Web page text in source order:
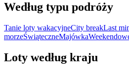
Według typu podróży
Tanie loty wakacyjneCity breakLast
morzeŚwiąteczneMajówka
Loty według kraju